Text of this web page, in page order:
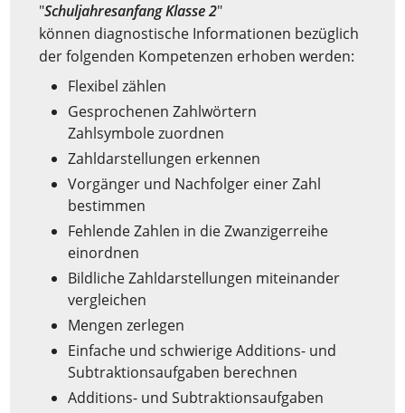
"Schuljahresanfang Klasse 2"
können diagnostische Informationen bezüglich
der folgenden Kompetenzen erhoben werden:
Flexibel zählen
Gesprochenen Zahlwörtern
Zahlsymbole zuordnen
Zahldarstellungen erkennen
Vorgänger und Nachfolger einer Zahl
bestimmen
Fehlende Zahlen in die Zwanzigerreihe
einordnen
Bildliche Zahldarstellungen miteinander
vergleichen
Mengen zerlegen
Einfache und schwierige Additions- und
Subtraktionsaufgaben berechnen
Additions- und Subtraktionsaufgaben